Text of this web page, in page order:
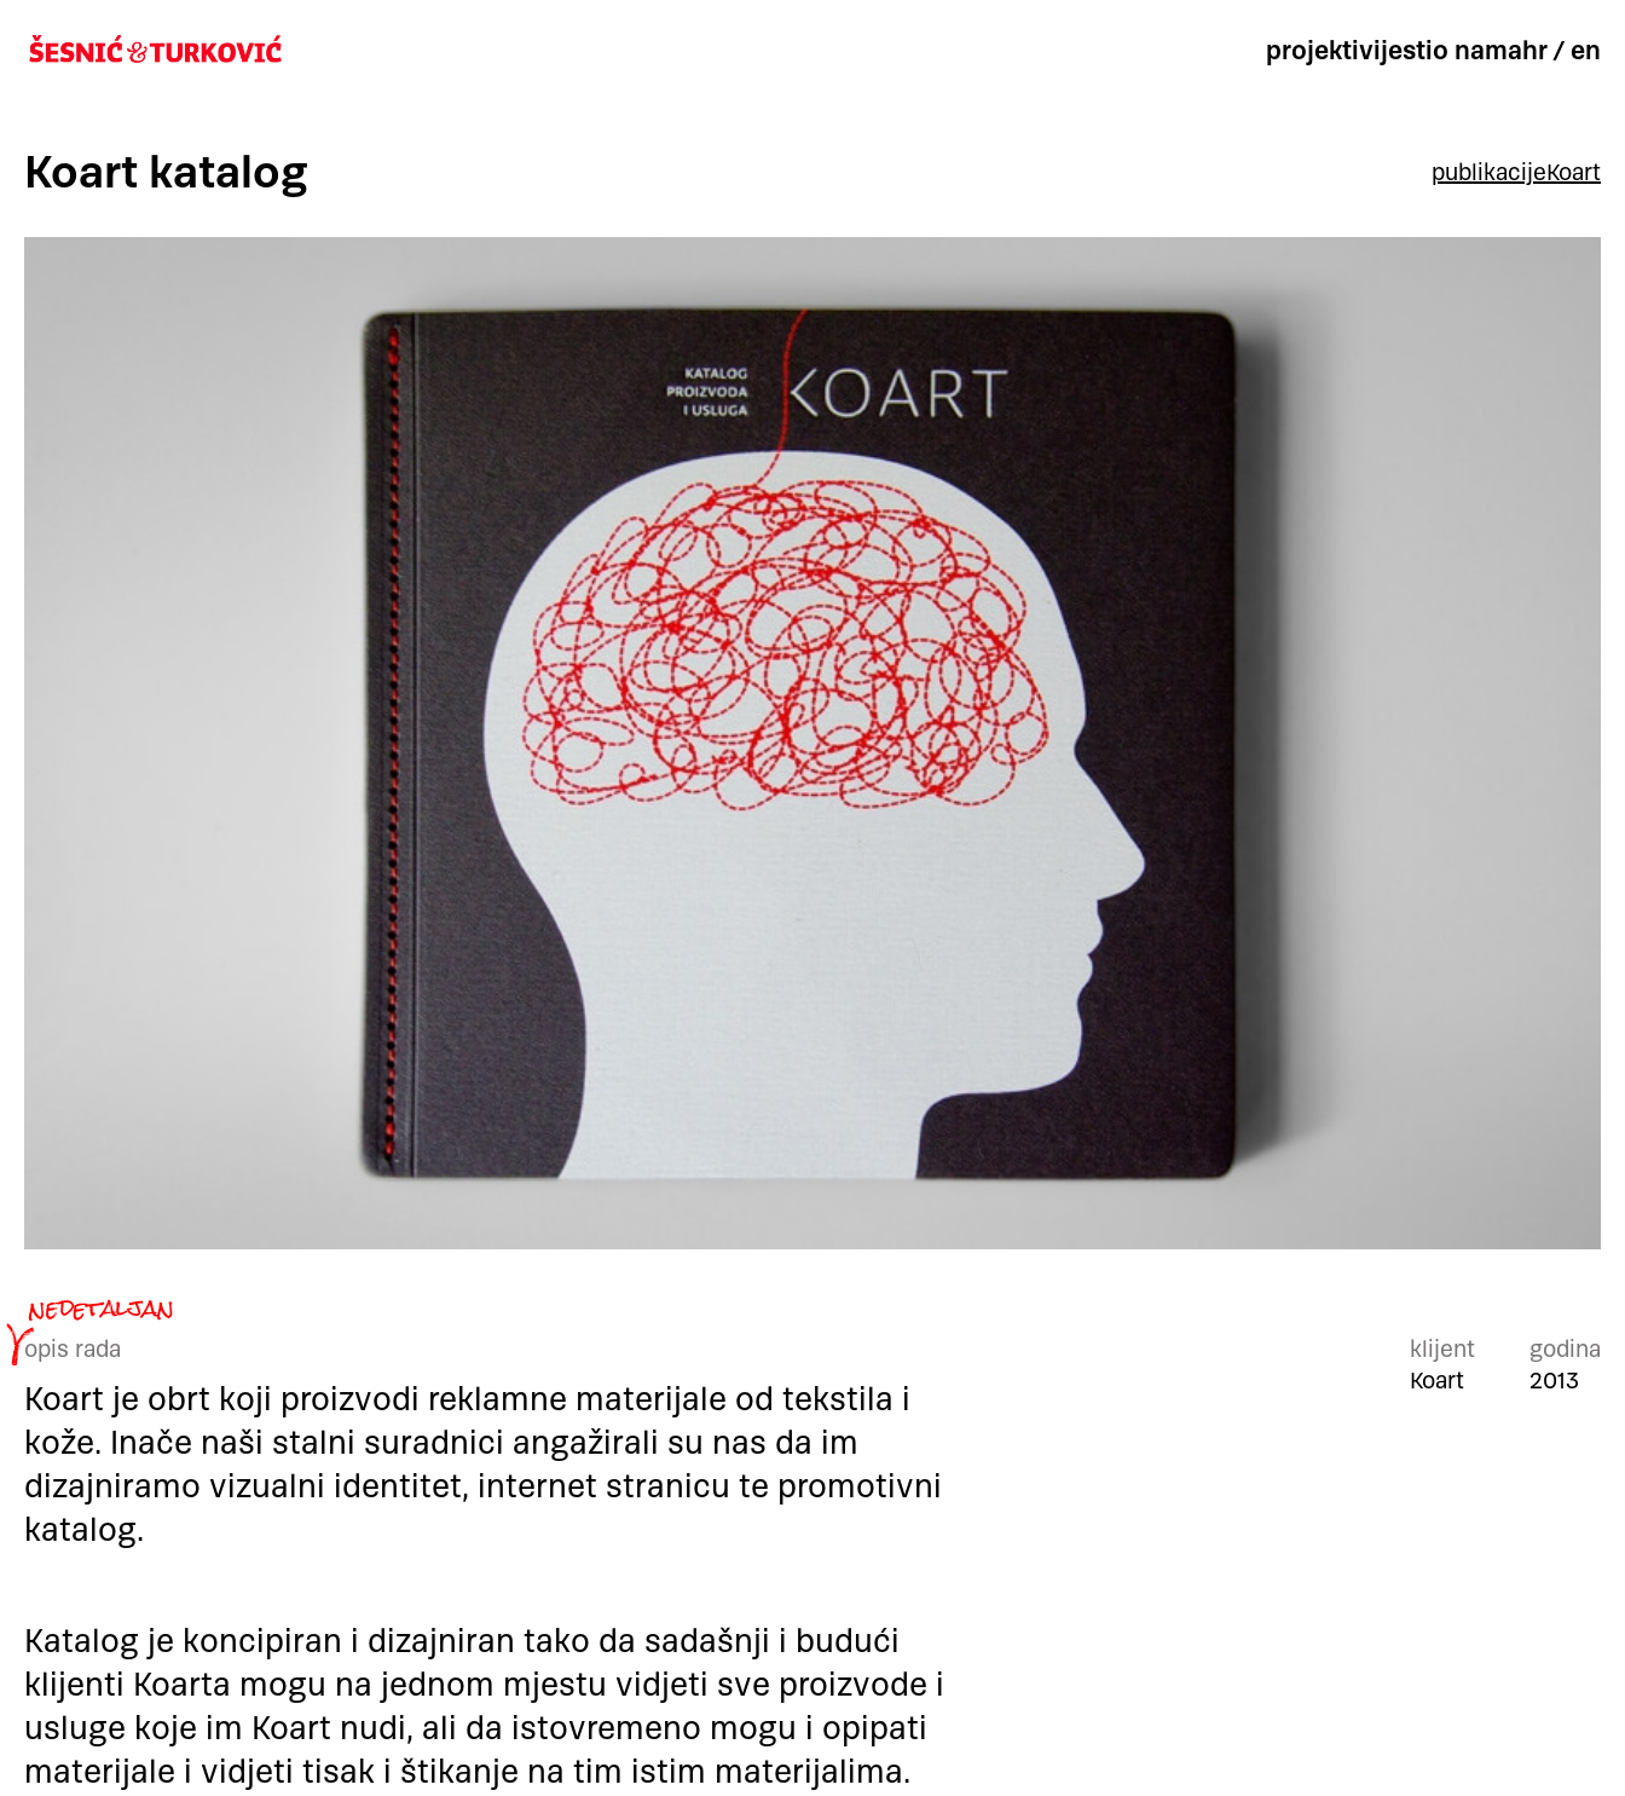
projektivijestio namahr/en
Koart katalog publikacijeKoart
opis rada
Koart je obrt koji proizvodi reklamne materijale od tekstila i
kože. Inače naši stalni suradnici angažirali su nas da im
dizajniramo vizualni identitet, internet stranicu te promotivni
katalog.
Katalog je koncipiran i dizajniran tako da sadašnji i budući
klijenti Koarta mogu na jednom mjestu vidjeti sve proizvode i
usluge koje im Koart nudi, ali da istovremeno mogu i opipati
materijale i vidjeti tisak i štikanje na tim istim materijalima.
klijent
Koart
godina
2013